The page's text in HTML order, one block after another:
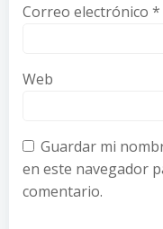
Correo electrónico *
Web
Guardar mi
en este navegador
comentario.